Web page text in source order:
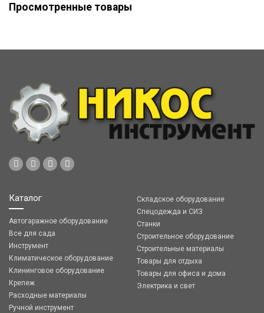
Просмотренные товары
Каталог
Автогаражное оборудование
Все для сада
Инструмент
Климатическое оборудование
Клининговое оборудование
Крепеж
Расходные материалы
Ручной инструмент
Складское оборудование
Спецодежда и СИЗ
Станки
Строительное оборудование
Строительные материалы
Товары для отдыха
Товары для офиса и дома
Электрика и свет